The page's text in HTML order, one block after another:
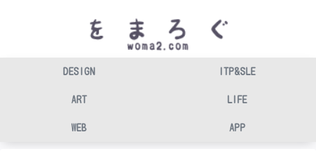
DESIGN ITP&SLE
ART LIFE
WEB APP